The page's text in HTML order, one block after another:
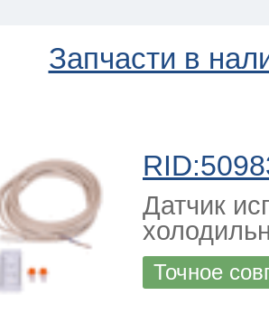
Запчасти в
Датчик
Точное